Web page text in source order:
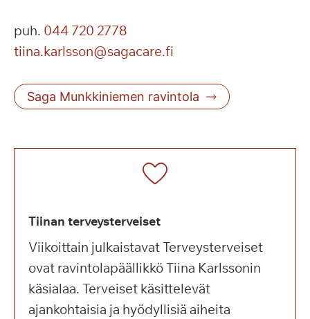
puh. 044 720 2778
tiina.karlsson@sagacare.fi
Saga Munkkiniemen ravintola
Tiinan terveysterveiset
Viikoittain julkaistavat Terveysterveiset
ovat ravintolapäällikkö Tiina Karlssonin
käsialaa. Terveiset käsittelevät
ajankohtaisia ja hyödyllisiä aiheita